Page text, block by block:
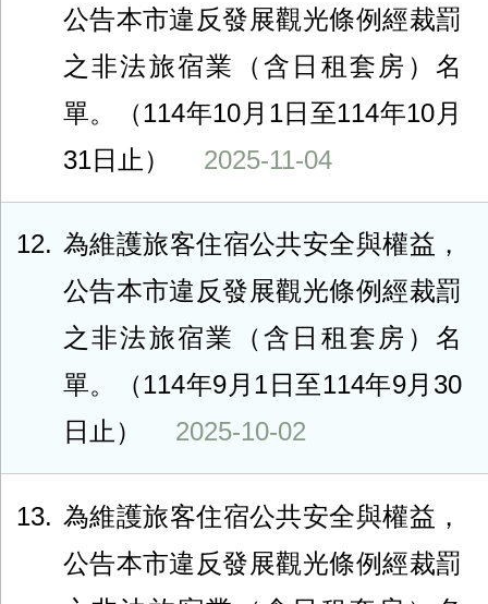
公告本市違反發展觀光條例經裁罰
之非法旅宿業（含日租套房）名
單。（114年10月1日至114年10月
31日止）
2025-11-04
12
為維護旅客住宿公共安全與權益，
公告本市違反發展觀光條例經裁罰
之非法旅宿業（含日租套房）名
單。（114年9月1日至114年9月30
日止）
2025-10-02
13
為維護旅客住宿公共安全與權益，
公告本市違反發展觀光條例經裁罰